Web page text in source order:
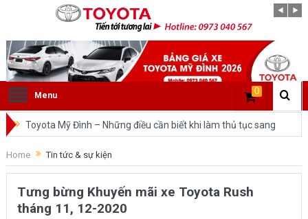
Menu 0
Toyota Mỹ Đình – Những điều cần biết khi làm thủ tục sang
tên ô tô trong cùng tỉnh.
So sánh Toyota Veloz Cross và Toyota Innova: Nên chọn xe
nào?
Home Tin tức & sự kiện
Tưng bừng Khuyến mãi xe Toyota Rush
tháng 11, 12-2020